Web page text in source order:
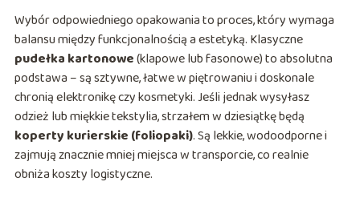
Wybór odpowiedniego opakowania to proces, który wymaga
balansu między funkcjonalnością a estetyką. Klasyczne
pudełka kartonowe(klapowe lub fasonowe) to absolutna
podstawa – są sztywne, łatwe w piętrowaniu i doskonale
chronią elektronikę czy kosmetyki. Jeśli jednak wysyłasz
odzież lub miękkie tekstylia, strzałem w dziesiątkę będą
koperty kurierskie (foliopaki). Są lekkie, wodoodporne i
zajmują znacznie mniej miejsca w transporcie, co realnie
obniża koszty logistyczne.